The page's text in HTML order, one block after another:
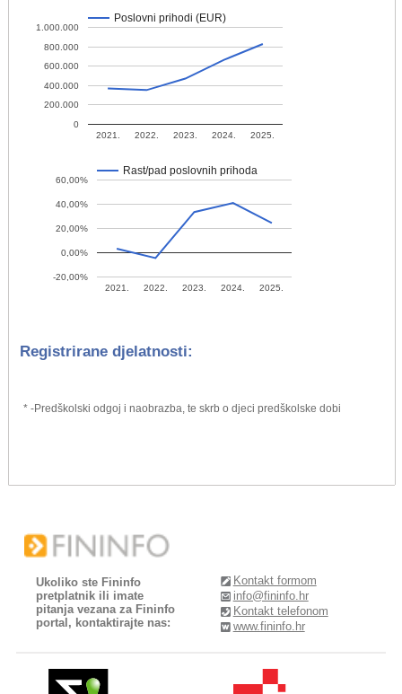
Poslovni prihodi (EUR)
2021. 2022. 2023. 2024. 2025.
0
200.000
400.000
600.000
800.000
1.000.000
Rast/pad poslovnih prihoda
2021. 2022. 2023. 2024. 2025.
-20,00%
0,00%
20,00%
40,00%
60,00%
Registrirane djelatnosti:
* -Predškolski odgoj i naobrazba, te skrb o djeci predškolske dobi
Ukoliko ste Fininfo
pretplatnik ili imate
pitanja vezana za Fininfo
portal, kontaktirajte nas:
Kontakt formom
info@fininfo.hr
Kontakt telefonom
www.fininfo.hr